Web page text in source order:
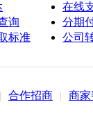
询
标准
在线
分期
公司
| 合作招商 | 商家